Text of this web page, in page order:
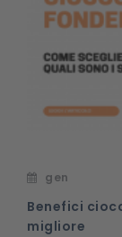
gen
Benefici
migliore